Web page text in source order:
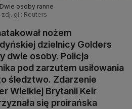
osoby ranne
zdj. gł.: Reuters
nożem
dzielnicy Golders
dwie osoby. Policja
pod zarzutem usiłowania
śledztwo. Zdarzenie
Wielkiej Brytanii Keir
się proirańska